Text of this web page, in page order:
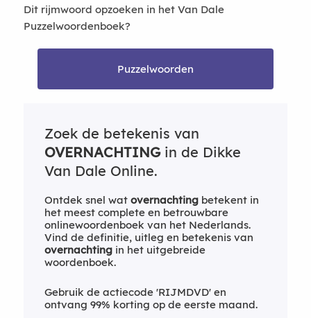
Dit rijmwoord opzoeken in het Van Dale
Puzzelwoordenboek?
Puzzelwoorden
Zoek de betekenis van
OVERNACHTINGin de Dikke
Van Dale Online.
Ontdek snel wat overnachtingbetekent in
het meest complete en betrouwbare
onlinewoordenboek van het Nederlands.
Vind de definitie, uitleg en betekenis van
overnachtingin het uitgebreide
woordenboek.
Gebruik de actiecode 'RIJMDVD' en
ontvang 99% korting op de eerste maand.